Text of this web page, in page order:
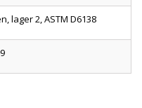
lager 2, ASTM D6138